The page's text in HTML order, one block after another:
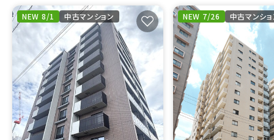
NEW 8/1 中古マンション NEW 7/26 中古マンシ